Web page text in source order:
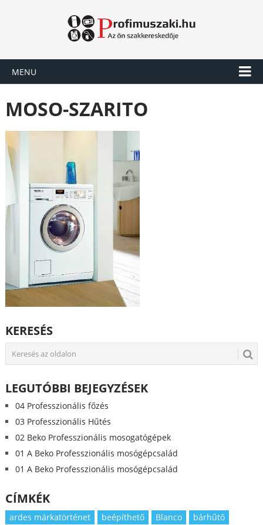
MENU
MOSO-SZARITO
KERESÉS
LEGUTÓBBI BEJEGYZÉSEK
04 Professzionális főzés
03 Professzionális Hűtés
02 Beko Professzionális mosogatógépek
01 A Beko Professzionális mosógépcsalád
01 A Beko Professzionális mosógépcsalád
CÍMKÉK
ardes márkatörténet beépíthető Blanco
bárhűtő